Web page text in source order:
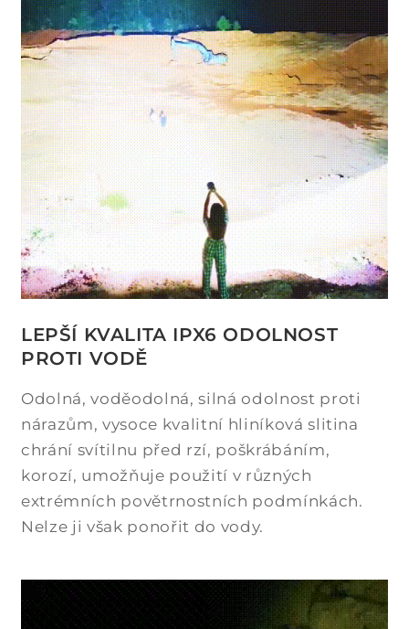
LEPŠÍ KVALITA IPX6 ODOLNOST
PROTI VODĚ
Odolná, voděodolná, silná odolnost proti
nárazům, vysoce kvalitní hliníková slitina
chrání svítilnu před rzí, poškrábáním,
korozí, umožňuje použití v různých
extrémních povětrnostních podmínkách.
Nelze ji však ponořit do vody.